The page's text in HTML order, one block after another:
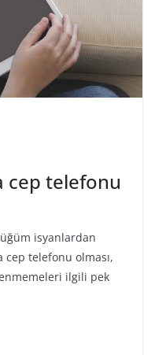
cep telefonu
isyanlardan
cep telefonu olması,
ilgili pek